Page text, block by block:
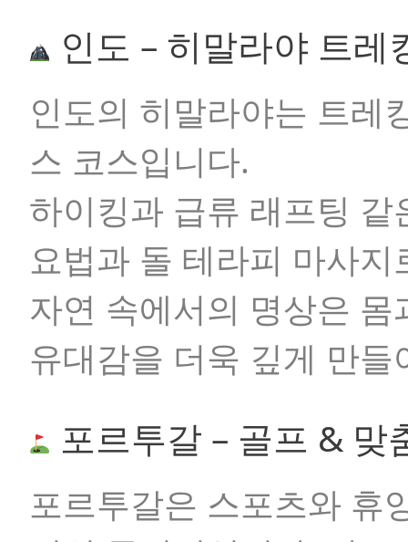
인도 – 히말라야 트레
인도의 히말라야는 트레
스 코스입니다.
하이킹과 급류 래프팅
요법과 돌 테라피 마사
자연 속에서의 명상은
유대감을 더욱 깊게 만들
포르투갈 – 골프 & 맞
포르투갈은 스포츠와 휴